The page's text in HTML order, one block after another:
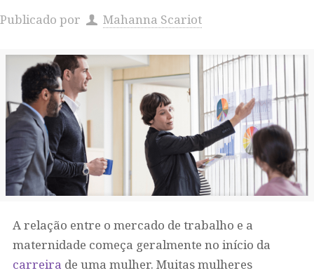
Publicado por Mahanna Scariot
A relação entre o mercado de trabalho e a
maternidade começa geralmente no início da
carreira de uma mulher. Muitas mulheres